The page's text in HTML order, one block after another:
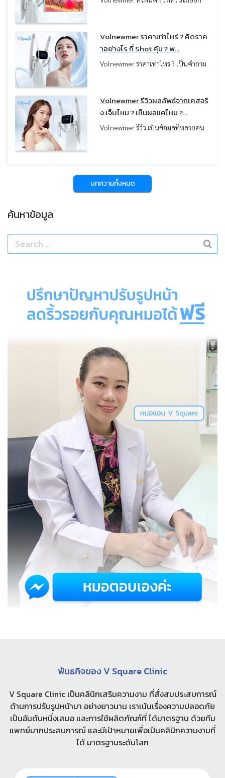
ปัญหาผิวหย่อนคล้อยและกระตุ้นคอล
ควรเลือกคลินิกอย่างไร ? ให้ปลอดภัย
และได้ผลลัพธ์ตรงตามความคาดหวัง
บทความนี้หมอได้รวบรวมเช็กลิสต์ที่ควร
พิจารณาก่อนทำ เพื่อใช้เป็นแนวทางใน
Volnewmer ราคาเท่าไหร่ ? คิดราค
าอย่างไร กี่ Shot คุ้ม ? พ...
Volnewmer ราคาเท่าไหร่ ? เป็นคำถาม
ผิวจากประเทศเกาหลี ที่กำลังได้รับ
ความนิยมมากขึ้น จากรีวิวเรื่องผลลัพธ์
การยกกระชับที่ชัดเจน ความรู้สึกสบาย
ระหว่างทำ และระดับราคาที่ไม่สูงมาก
Shot และตำแหน่งที่รักษา
Volnewmer รีวิวผลลัพธ์จากเคสจริ
ง เจ็บไหม ? เห็นผลแค่ไหน ?...
Volnewmer รีวิว เป็นข้อมูลที่หลายคน
บทความนี้หมอรวบรวมรีวิวผลลัพธ์ ข้อดี
และข้อควรรู้ เพื่อช่วยให้เข้าใจก่อน
บทความทั้งหมด
ค้นหาข้อมูล
Search
for:
พันธกิจของ V Square Clinic
V Square Clinic เป็นคลินิกเสริมความงาม ที่สั่งสมประสบการณ์
ด้านการปรับรูปหน้ามา อย่างยาวนาน เราเน้นเรื่องความปลอดภัย
เป็นอันดับหนึ่งเสมอ และการใช้ผลิตภัณฑ์ที่ ได้มาตรฐาน ด้วยทีม
แพทย์มากประสบการณ์ และมีเป้าหมายเพื่อเป็นคลินิกความงามที่
ได้ มาตรฐานระดับโลก